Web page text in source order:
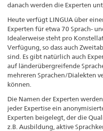
danach werden die Experten
Heute verfügt LINGUA über
Experten für etwa 70 Sprach-
Idealerweise steht pro
Verfügung, so dass auch
sind. Es gibt natürlich auch
auf länderübergreifende
mehreren Sprachen/Dialekten
können.
Die Namen der Experten
jeder Expertise ein
Experten beigelegt, der die
z.B. Ausbildung, aktive